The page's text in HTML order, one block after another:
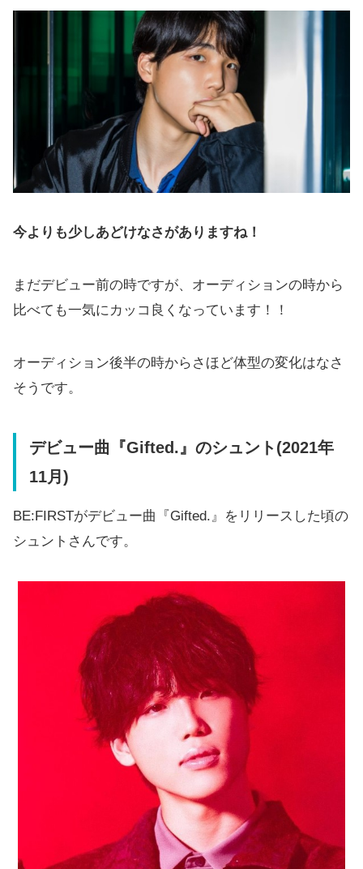
今よりも少しあどけなさがありますね！
まだデビュー前の時ですが、オーディションの時から
比べても一気にカッコ良くなっています！！
オーディション後半の時からさほど体型の変化はなさ
そうです。
デビュー曲『Gifted.』のシュント(2021年
11月)
BE:FIRSTがデビュー曲『Gifted.』をリリースした頃の
シュントさんです。